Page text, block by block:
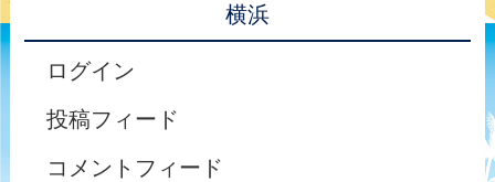
横浜
ログイン
投稿フィード
コメントフィード